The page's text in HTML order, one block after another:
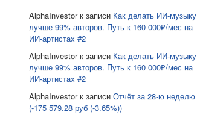
AlphaInvestorк записи Как делать ИИ-музыку
лучше 99% авторов. Путь к 160 000₽/мес на
ИИ-артистах #2
AlphaInvestorк записи Как делать ИИ-музыку
лучше 99% авторов. Путь к 160 000₽/мес на
ИИ-артистах #2
AlphaInvestorк записи Отчёт за 28-ю неделю
(-175 579.28 руб (-3.65%))